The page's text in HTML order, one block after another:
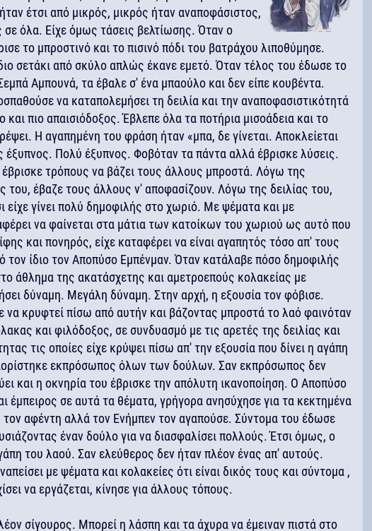
έτσι από μικρός, μικρός ήταν αναποφάσιστος,
σε όλα. Είχε όμως τάσεις βελτίωσης. Όταν ο
το μπροστινό και το πισινό πόδι του βατράχου λιποθύμησε.
σετάκι από σκύλο απλώς έκανε εμετό. Όταν τέλος του έδωσε το
Αμπουνά, τα έβαλε σ' ένα μπαούλο και δεν είπε κουβέντα.
να καταπολεμήσει τη δειλία και την αναποφασιστικότητά
και πιο απαισιόδοξος. Έβλεπε όλα τα ποτήρια μισοάδεια και το
Η αγαπημένη του φράση ήταν «μπα, δε γίνεται. Αποκλείεται
Πολύ έξυπνος. Φοβόταν τα πάντα αλλά έβρισκε λύσεις.
τρόπους να βάζει τους άλλους μπροστά. Λόγω της
του, έβαζε τους άλλους ν' αποφασίζουν. Λόγω της δειλίας του,
είχε γίνει πολύ δημοφιλής στο χωριό. Με ψέματα και με
να φαίνεται στα μάτια των κατοίκων του χωριού ως αυτό που
και πονηρός, είχε καταφέρει να είναι αγαπητός τόσο απ' τους
τον ίδιο τον Αποπύσο Εμπένμαν. Όταν κατάλαβε πόσο δημοφιλής
άθλημα της ακατάσχετης και αμετροεπούς κολακείας με
δύναμη. Μεγάλη δύναμη. Στην αρχή, η εξουσία τον φόβισε.
κρυφτεί πίσω από αυτήν και βάζοντας μπροστά το λαό φαινόταν
και φιλόδοξος, σε συνδυασμό με τις αρετές της δειλίας και
τις οποίες είχε κρύψει πίσω απ' την εξουσία που δίνει η αγάπη
εκπρόσωπος όλων των δούλων. Σαν εκπρόσωπος δεν
και η οκνηρία του έβρισκε την απόλυτη ικανοποίηση. Ο Αποπύσο
έμπειρος σε αυτά τα θέματα, γρήγορα ανησύχησε για τα κεκτημένα
αφέντη αλλά τον Ενήμπεν τον αγαπούσε. Σύντομα του έδωσε
έναν δούλο για να διασφαλίσει πολλούς. Έτσι όμως, ο
του λαού. Σαν ελεύθερος δεν ήταν πλέον ένας απ' αυτούς.
με ψέματα και κολακείες ότι είναι δικός τους και σύντομα ,
να εργάζεται, κίνησε για άλλους τόπους.
σίγουρος. Μπορεί η λάσπη και τα άχυρα να έμειναν πιστά στο